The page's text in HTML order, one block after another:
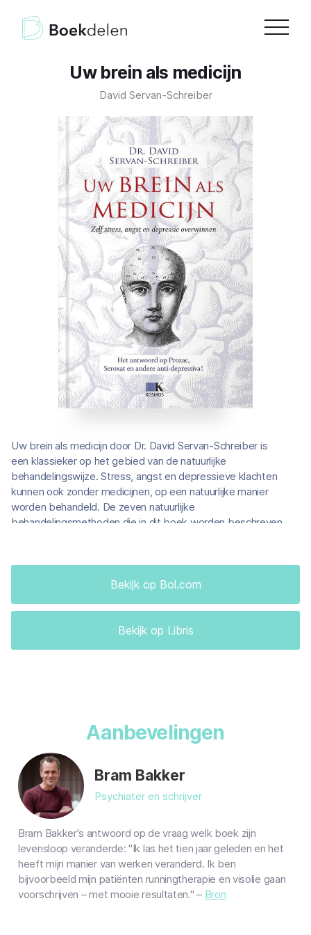
Uw brein als medicijn
David Servan-Schreiber
Bekijk op Bol.com
Bekijk op Libris
Uw brein als medicijn door Dr. David Servan-Schreiber is
een klassieker op het gebied van de natuurlijke
behandelingswijze. Stress, angst en depressieve klachten
kunnen ook zonder medicijnen, op een natuurlijke manier
worden behandeld. De zeven natuurlijke
behandelingsmethoden die in dit boek worden beschreven
Psychologie
Aanbevelingen
Bram Bakker
Psychiater en schrijver
Bram Bakker's antwoord op de vraag welk boek zijn
levensloop veranderde: "Ik las het tien jaar geleden en het
heeft mijn manier van werken veranderd. Ik ben
bijvoorbeeld mijn patiënten runningtherapie en visolie gaan
voorschrijven – met mooie resultaten." – Bron